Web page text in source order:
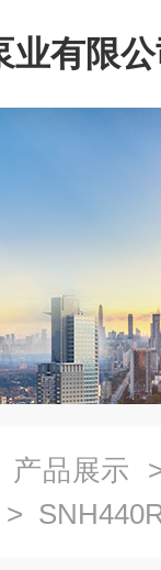
业有限
产品展示
>